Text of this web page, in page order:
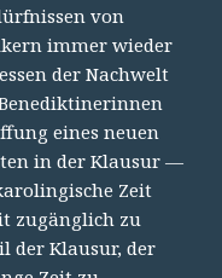
von
immer wieder
der Nachwelt
eines neuen
in der Klausur —
Zeit
zugänglich zu
der Klausur, der